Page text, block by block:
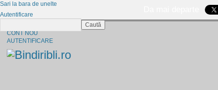
CONT NOU
AUTENTIFICARE
Sari la bara de unelte
Autentificare
Caută